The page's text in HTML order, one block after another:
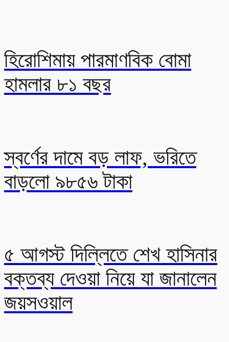
হিরোশিমায় পারমাণবিক বোমা
হামলার ৮১ বছর
স্বর্ণের দামে বড় লাফ, ভরিতে
বাড়লো ৯৮৫৬ টাকা
৫ আগস্ট দিল্লিতে শেখ হাসিনার
বক্তব্য দেওয়া নিয়ে যা জানালেন
জয়সওয়াল